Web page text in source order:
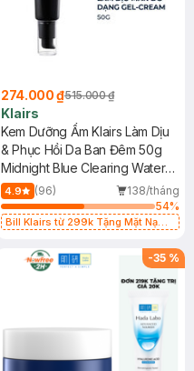
274.000 ₫515.000 ₫
Klairs
Kem Dưỡng Ẩm Klairs Làm Dịu
& Phục Hồi Da Ban Đêm 50g
Midnight Blue Clearing Water
Cream
4.9 (96)
138/tháng
54%
Bill Klairs từ 299k Tặng Mặt Nạ
25ml (SL Có Hạn)
-35 %